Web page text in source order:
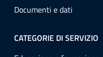
Documenti e dati
CATEGORIE DI SERVIZIO